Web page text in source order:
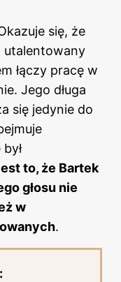
się, że
utalentowany
łączy pracę w
Jego długa
się jedynie do
to, że Bartek
głosu nie
w
.